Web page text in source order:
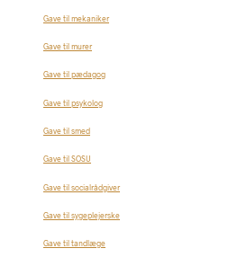
Gave til mekaniker
Gave til murer
Gave til pædagog
Gave til psykolog
Gave til smed
Gave til SOSU
Gave til socialrådgiver
Gave til sygeplejerske
Gave til tandlæge